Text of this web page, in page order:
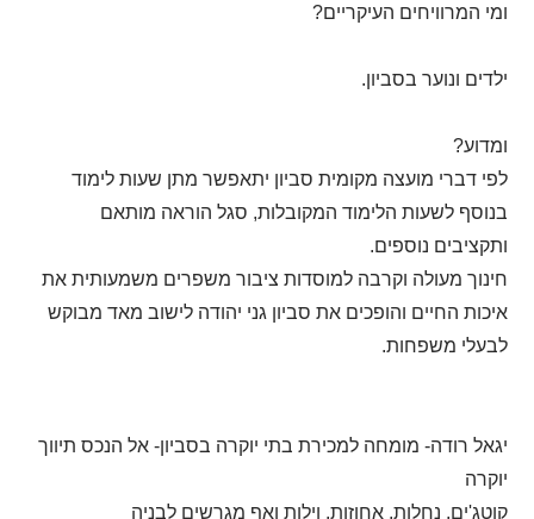
ומי המרוויחים העיקריים?
ילדים ונוער בסביון.
ומדוע?
לפי דברי מועצה מקומית סביון יתאפשר מתן שעות לימוד
בנוסף לשעות הלימוד המקובלות, סגל הוראה מותאם
ותקציבים נוספים.
חינוך מעולה וקרבה למוסדות ציבור משפרים משמעותית את
איכות החיים והופכים את סביון גני יהודה לישוב מאד מבוקש
לבעלי משפחות.
יגאל רודה- מומחה למכירת בתי יוקרה בסביון- אל הנכס תיווך
יוקרה
קוטג'ים, נחלות, אחוזות, וילות ואף מגרשים לבניה